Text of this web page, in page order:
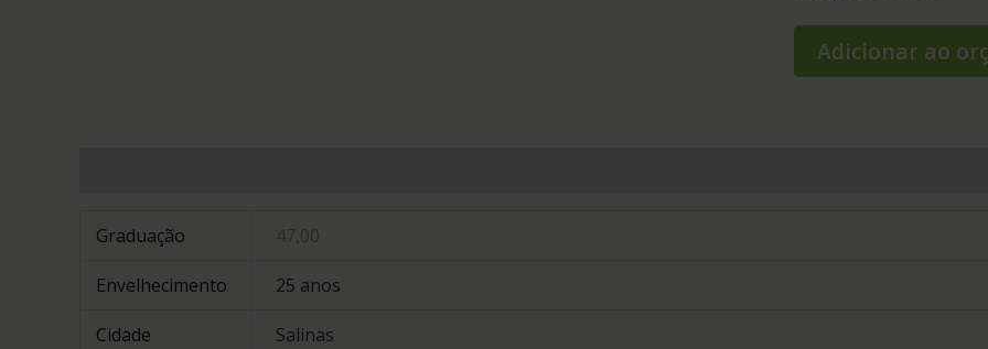
Adicionar ao
Graduação 47,00
Envelhecimento 25 anos
Cidade Salinas